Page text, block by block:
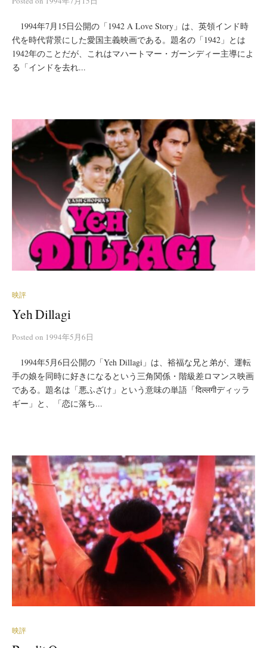
1994年7月15日公開の「1942 A Love Story」は、英領インド時
代を時代背景にした愛国主義映画である。題名の「1942」とは
1942年のことだが、これはマハートマー・ガーンディー主導によ
る「インドを去れ...
映評
Yeh Dillagi
Posted on 1994年5月6日
1994年5月6日公開の「Yeh Dillagi」は、裕福な兄と弟が、運転
手の娘を同時に好きになるという三角関係・階級差ロマンス映画
である。題名は「悪ふざけ」という意味の単語「दिल्लगीディッラ
ギー」と、「恋に落ち...
映評